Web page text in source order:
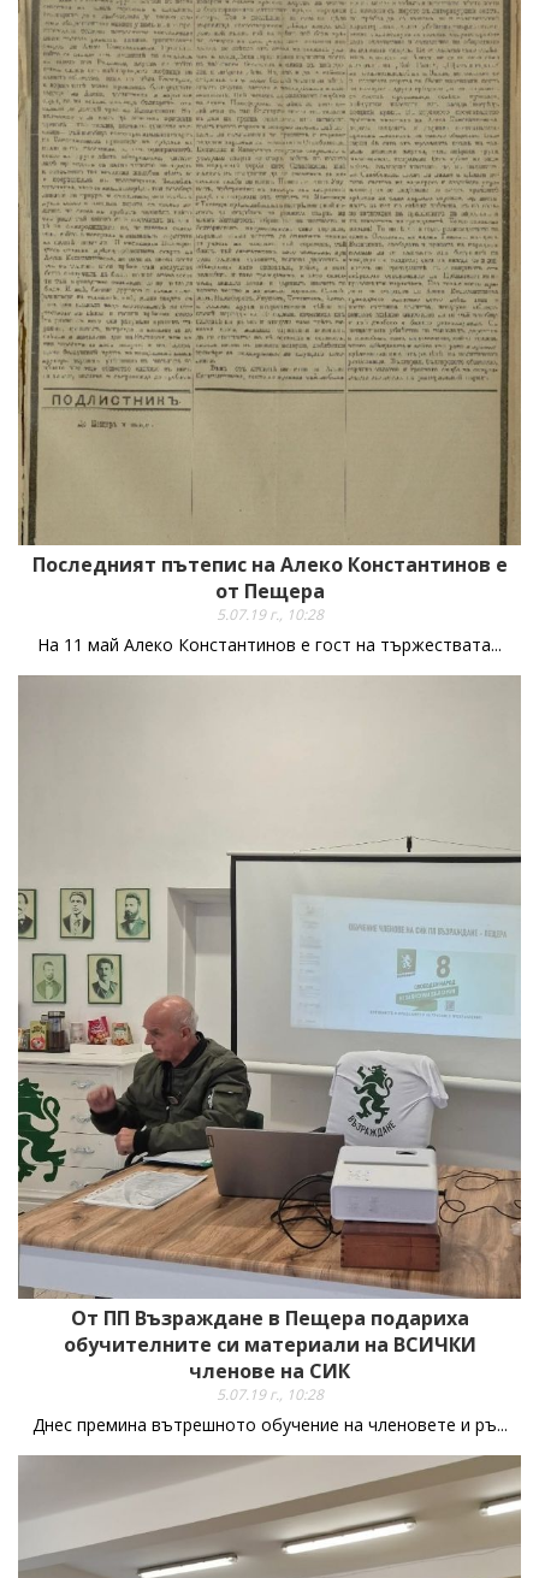
Последният пътепис на Алеко Константинов е
от Пещера
5.07.19 г., 10:28
На 11 май Алеко Константинов е гост на тържествата...
От ПП Възраждане в Пещера подариха
обучителните си материали на ВСИЧКИ
членове на СИК
5.07.19 г., 10:28
Днес премина вътрешното обучение на членовете и ръ...